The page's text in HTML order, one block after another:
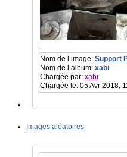
Nom de l’image: Support
Nom de l’album: xabi
Chargée par: xabi
Chargée le: 05 Avr 2018,
Images aléatoires